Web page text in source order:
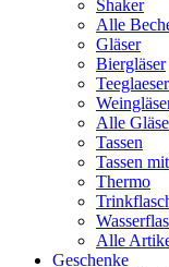
Shaker
Alle
Gläser
Biergläser
Teeglaeser
Alle
Tassen
Tassen
Thermo
Alle
Geschenke